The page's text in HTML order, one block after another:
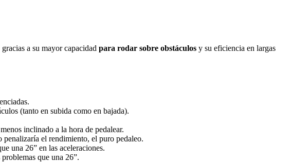
a su mayor capacidad para rodar sobre obstáculos y su eficiencia en largas
(tanto en subida como en bajada).
inclinado a la hora de pedalear.
penalizaría el rendimiento, el puro pedaleo.
una 26” en las aceleraciones.
que una 26”.